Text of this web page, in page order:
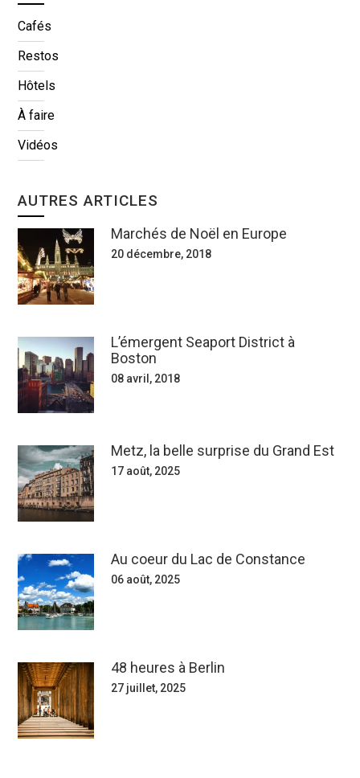
Cafés
Restos
Hôtels
À faire
Vidéos
AUTRES ARTICLES
Marchés de Noël en Europe
20 décembre, 2018
L’émergent Seaport District à
Boston
08 avril, 2018
Metz, la belle surprise du Grand Est
17 août, 2025
Au coeur du Lac de Constance
06 août, 2025
48 heures à Berlin
27 juillet, 2025